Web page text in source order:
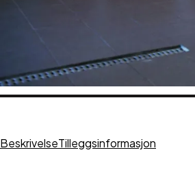
BeskrivelseTilleggsinformasjon